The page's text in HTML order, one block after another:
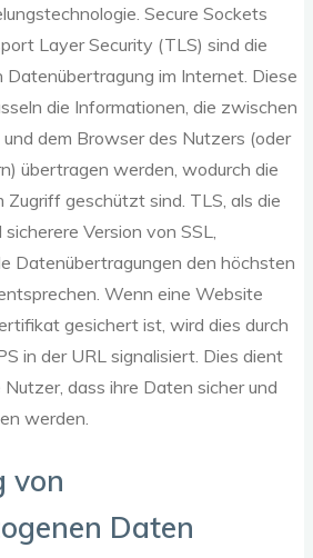
Secure Sockets
Layer Security (TLS) sind die
Datenübertragung im Internet. Diese
die Informationen, die zwischen
dem Browser des Nutzers (oder
übertragen werden, wodurch die
geschützt sind. TLS, als die
Version von SSL,
Datenübertragungen den höchsten
Wenn eine Website
gesichert ist, wird dies durch
in der URL signalisiert. Dies dient
dass ihre Daten sicher und
werden.
von
Daten